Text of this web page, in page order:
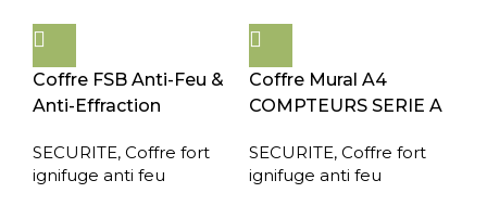
Coffre FSB Anti-Feu &
Anti-Effraction
SECURITE, Coffre fort
ignifuge anti feu
Coffre Mural A4
COMPTEURS SERIE A
SECURITE, Coffre fort
ignifuge anti feu